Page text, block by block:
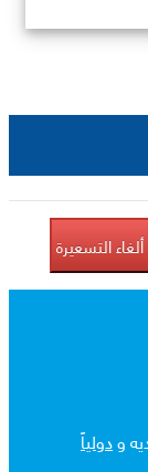
ألغاء التسعيرة
ودولياً